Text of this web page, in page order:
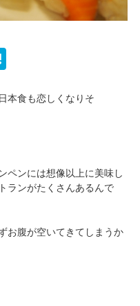
本食も恋しくなりそ
ペンには想像以上に美味し
ランがたくさんあるんで
お腹が空いてきてしまうか